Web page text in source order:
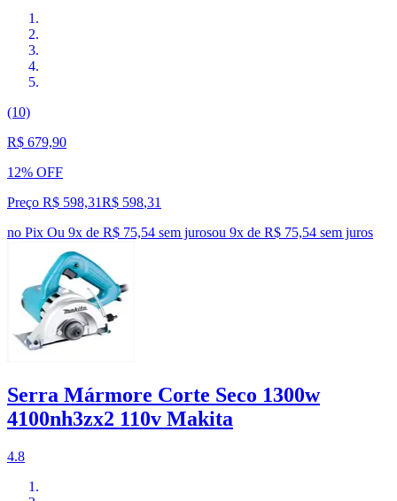
(10)
R$ 679,90
12% OFF
Preço R$ 598,31R$ 598,31
no Pix Ou 9x de R$ 75,54 sem jurosou 9x de R$ 75,54 sem juros
Serra Mármore Corte Seco 1300w
4100nh3zx2 110v Makita
4.8